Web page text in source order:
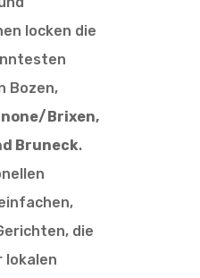
locken die
Bozen,
Brixen,
Bruneck.
die
lokalen